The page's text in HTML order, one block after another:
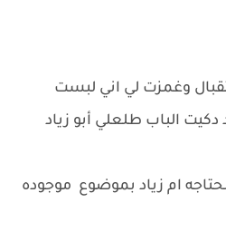
وغمزت لي اني لبست
الباب طلعلي أبو زياد
ام زياد بموضوع موجوده